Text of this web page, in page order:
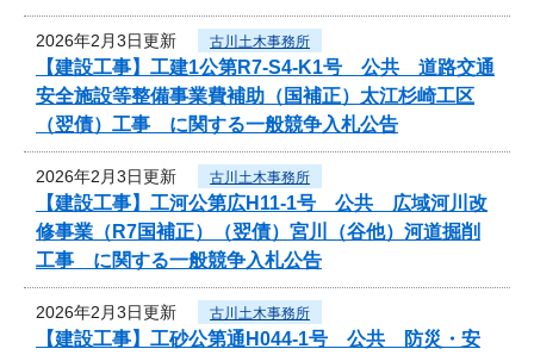
2026年2月3日更新 古川土木事務所
【建設工事】工建1公第R7-S4-K1号 公共 道路交通
安全施設等整備事業費補助（国補正）太江杉崎工区
（翌債）工事 に関する一般競争入札公告
2026年2月3日更新 古川土木事務所
【建設工事】工河公第広H11-1号 公共 広域河川改
修事業（R7国補正）（翌債）宮川（谷他）河道掘削
工事 に関する一般競争入札公告
2026年2月3日更新 古川土木事務所
【建設工事】工砂公第通H044-1号 公共 防災・安